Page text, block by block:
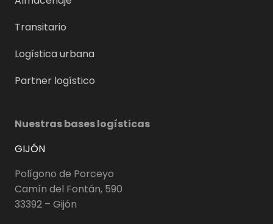
Transitario
Logística urbana
Partner logístico
Nuestras bases logísticas
GIJÓN
Polígono de Porceyo
Camín del Fontán, 590
33392 – Gijón